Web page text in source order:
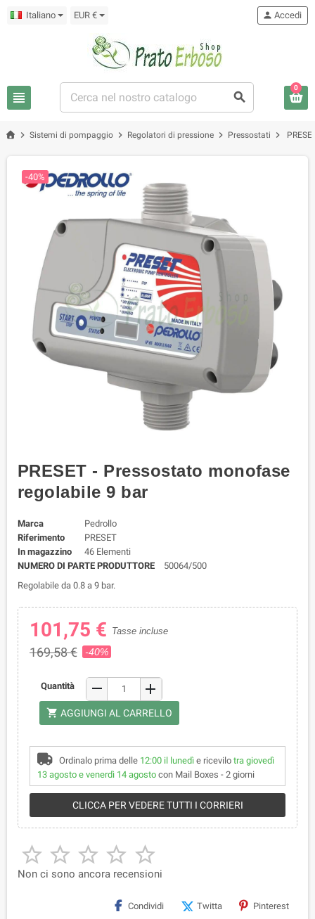
Italiano EUR €
view_headline search
person Accedi
0
chevron_right Sistemi di pompaggio chevron_right Regolatori di pressione chevron_right Pressostati chevron_right
-40%
PRESET - Pressostato monofase
regolabile 9 bar
Marca
Pedrollo
Riferimento
PRESET
In magazzino
46 Elementi
NUMERO DI PARTE PRODUTTORE
50064/500
Regolabile da 0.8 a 9 bar.
101,75 € Tasse incluse
169,58 € -40%
Quantità remove add
shopping_cart AGGIUNGI AL CARRELLO
Ordinalo prima delle 12:00 il lunedìe ricevilo tra giovedì
13 agosto e venerdì 14 agosto con Mail Boxes - 2 giorni
CLICCA PER VEDERE TUTTI I CORRIERI
    
Non ci sono ancora recensioni
Condividi Twitta Pinterest